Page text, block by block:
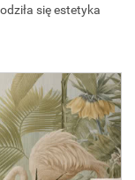
się estetyka